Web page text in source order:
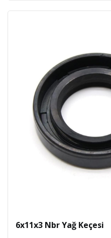
6x11x3 Nbr Yağ Keçesi